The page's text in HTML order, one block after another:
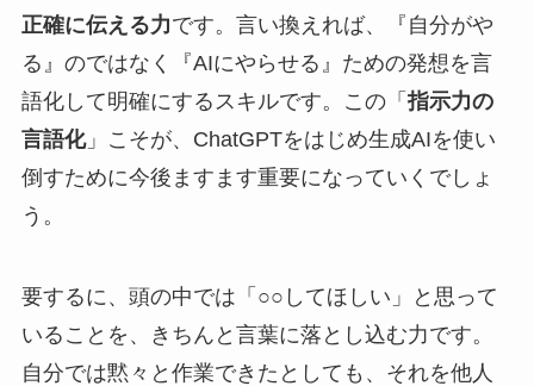
正確に伝える力です。言い換えれば、『自分がや
る』のではなく『AIにやらせる』ための発想を言
語化して明確にするスキルです。この「 指示力の
言語化」こそが、ChatGPTをはじめ生成AIを使い
倒すために今後ますます重要になっていくでしょ
う。
要するに、頭の中では「○○してほしい」と思って
いることを、きちんと言葉に落とし込む力です。
自分では黙々と作業できたとしても、それを他人